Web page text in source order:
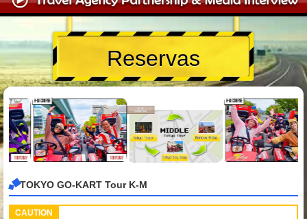
Reservas
TOKYO GO-KART Tour K-M
CAUTION